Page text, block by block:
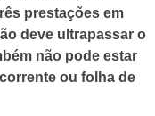
prestações em
deve ultrapassar o
não pode estar
ou folha de